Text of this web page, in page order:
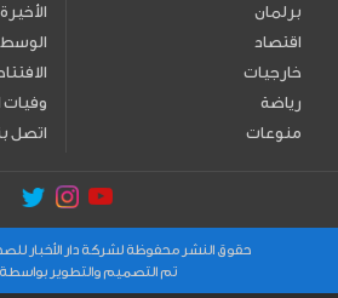
برلمان
اقتصاد
خارجيات
رياضة
منوعات
الأخيرة
TV الوسط
وفيات
اتصل
حقوق النشر محفوظة لشركة دار الأخبار
تم التصميم والتطوير بواسطة